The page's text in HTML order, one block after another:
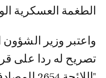
الطغمة العسكرية
واعتبر وزير الشؤون
تصريح له ردا على